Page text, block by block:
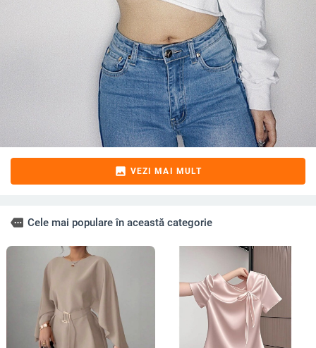
image VEZI MAI MULT
more Cele mai populare în această categorie